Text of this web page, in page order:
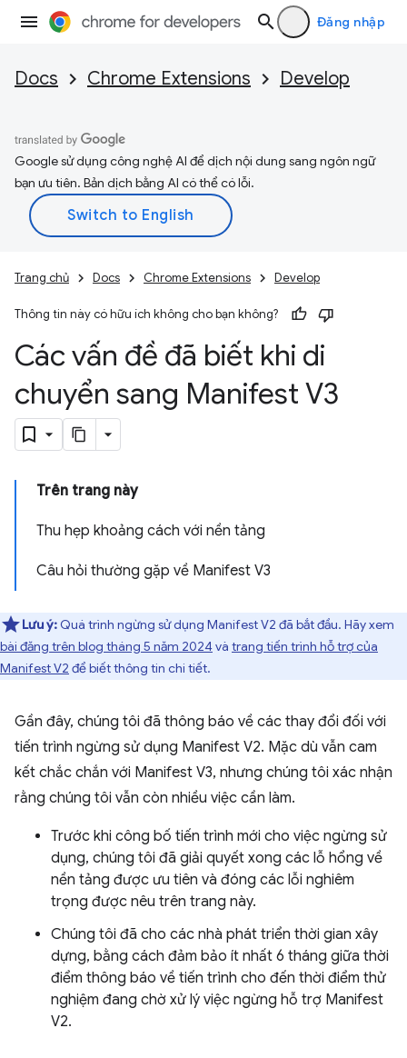
Đăng nhập
Docs Chrome Extensions Develop
Google sử dụng công nghệ AI để dịch nội dung sang ngôn ngữ
bạn ưu tiên. Bản dịch bằng AI có thể có lỗi.
Trang chủ Docs Chrome Extensions Develop
Thông tin này có hữu ích không cho bạn không?
Các vấn đề đã biết khi di
chuyển sang Manifest V3
Trên trang này
Thu hẹp khoảng cách với nền tảng
Câu hỏi thường gặp về Manifest V3
Lưu ý:Quá trình ngừng sử dụng Manifest V2 đã bắt đầu. Hãy xem
bài đăng trên blog tháng 5 năm 2024và trang tiến trình hỗ trợ của
Manifest V2 để biết thông tin chi tiết.
Gần đây, chúng tôi đã thông báo về các thay đổi đối với
tiến trình ngừng sử dụng Manifest V2. Mặc dù vẫn cam
kết chắc chắn với Manifest V3, nhưng chúng tôi xác nhận
rằng chúng tôi vẫn còn nhiều việc cần làm.
Trước khi công bố tiến trình mới cho việc ngừng sử
dụng, chúng tôi đã giải quyết xong các lỗ hổng về
nền tảng được ưu tiên và đóng các lỗi nghiêm
trọng được nêu trên trang này.
Chúng tôi đã cho các nhà phát triển thời gian xây
dựng, bằng cách đảm bảo ít nhất 6 tháng giữa thời
điểm thông báo về tiến trình cho đến thời điểm thử
nghiệm đang chờ xử lý việc ngừng hỗ trợ Manifest
V2.